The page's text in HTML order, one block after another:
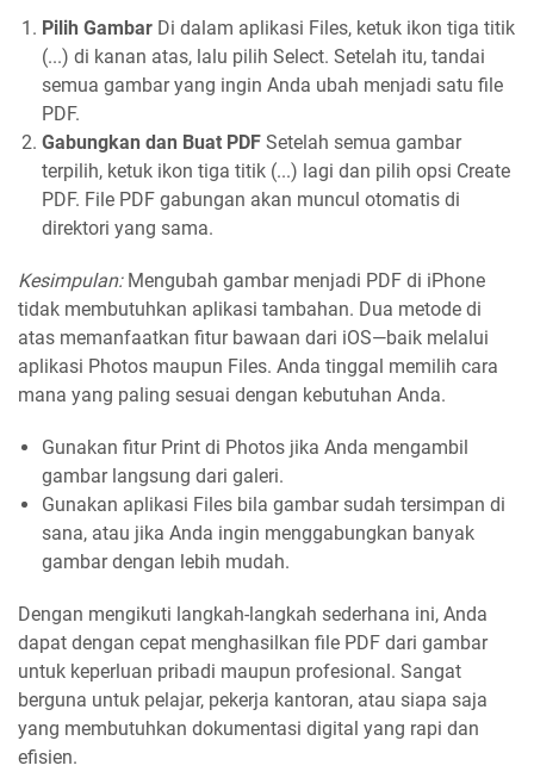
Pilih Gambar Di dalam aplikasi Files, ketuk ikon tiga titik
(...) di kanan atas, lalu pilih Select. Setelah itu, tandai
semua gambar yang ingin Anda ubah menjadi satu file
PDF.
Gabungkan dan Buat PDF Setelah semua gambar
terpilih, ketuk ikon tiga titik (...) lagi dan pilih opsi Create
PDF. File PDF gabungan akan muncul otomatis di
direktori yang sama.
Kesimpulan:Mengubah gambar menjadi PDF di iPhone
tidak membutuhkan aplikasi tambahan. Dua metode di
atas memanfaatkan fitur bawaan dari iOS—baik melalui
aplikasi Photos maupun Files. Anda tinggal memilih cara
mana yang paling sesuai dengan kebutuhan Anda.
Gunakan fitur Print di Photos jika Anda mengambil
gambar langsung dari galeri.
Gunakan aplikasi Files bila gambar sudah tersimpan di
sana, atau jika Anda ingin menggabungkan banyak
gambar dengan lebih mudah.
Dengan mengikuti langkah-langkah sederhana ini, Anda
dapat dengan cepat menghasilkan file PDF dari gambar
untuk keperluan pribadi maupun profesional. Sangat
berguna untuk pelajar, pekerja kantoran, atau siapa saja
yang membutuhkan dokumentasi digital yang rapi dan
efisien.